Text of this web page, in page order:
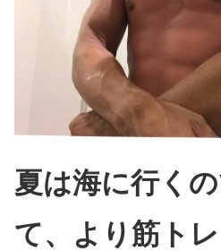
夏は海に行く
て、より筋ト